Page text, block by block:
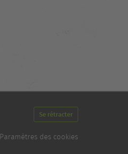
Se rétracter
Paramètres des cookies